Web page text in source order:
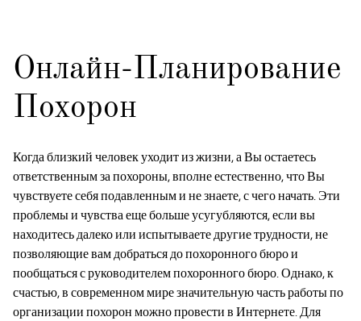
Онлайн-Планирование
Похорон
Когда близкий человек уходит из жизни, а Вы остаетесь
ответственным за похороны, вполне естественно, что Вы
чувствуете себя подавленным и не знаете, с чего начать. Эти
проблемы и чувства еще больше усугубляются, если вы
находитесь далеко или испытываете другие трудности, не
позволяющие вам добраться до похоронного бюро и
пообщаться с руководителем похоронного бюро. Однако, к
счастью, в современном мире значительную часть работы по
организации похорон можно провести в Интернете. Для